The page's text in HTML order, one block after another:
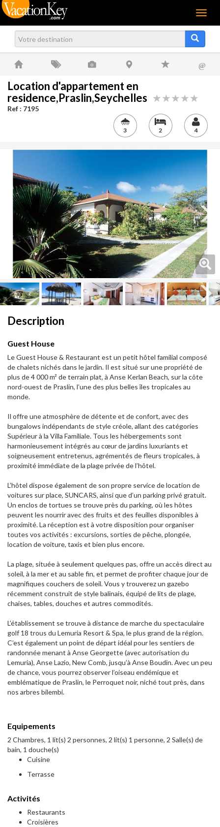
Menu
@
Location d'appartement en
residence,Praslin,Seychelles
Ref : 7195
3 2 4
Next
Description
Guest House
Le Guest House & Restaurant est un petit hôtel familial composé
de chalets nichés dans le jardin. Il est situé sur une propriété de
plus de 4 000 m² de terrain plat, à Anse Kerlan Beach, sur la côte
nord-ouest de Praslin, l’une des plus belles îles tropicales au
monde.
Il offre une atmosphère de détente et de confort, avec des
bungalows indépendants de style créole, allant des catégories
Supérieur à la Villa Familiale. Tous les hébergements sont
harmonieusement intégrés au cœur de jardins luxuriants et
soigneusement entretenus, agrémentés de fleurs tropicales, à
proximité immédiate de la plage privée de l’hôtel.
L’hôtel dispose également de son propre service de location de
voitures sur place, SUNCARS, ainsi que d’un parking privé gratuit.
Un enclos de tortues se trouve près du parking, où les hôtes
peuvent les nourrir avec des fruits et des feuilles disponibles à
proximité. La réception est à votre disposition pour organiser
toutes vos activités : excursions, sorties de pêche, plongée,
location de voiture, taxis et bien plus encore.
La plage, située à seulement quelques pas, offre un accès direct au
soleil, à la mer et au sable fin, et permet de profiter chaque jour de
magnifiques couchers de soleil. Vous y trouverez un gazebo
récemment construit de style balinais, équipé de lits de plage,
chaises, tables, douches et autres commodités.
L’établissement se trouve à distance de marche du spectaculaire
golf 18 trous du Lemuria Resort & Spa, le plus grand de la région.
C’est également un point de départ idéal pour les sentiers de
randonnée menant à Anse Georgette (avec autorisation du
Lemuria), Anse Lazio, New Comb, jusqu’à Anse Boudin. Avec un peu
de chance, vous pourrez observer l’oiseau endémique et
emblématique de Praslin, le Perroquet noir, niché tout près, dans
nos arbres bilembi.
Equipements
2 Chambres, 1 lit(s) 2 personnes, 2 lit(s) 1 personne, 2 Salle(s) de
bain, 1 douche(s)
Cuisine
Terrasse
Activités
Restaurants
Croisières